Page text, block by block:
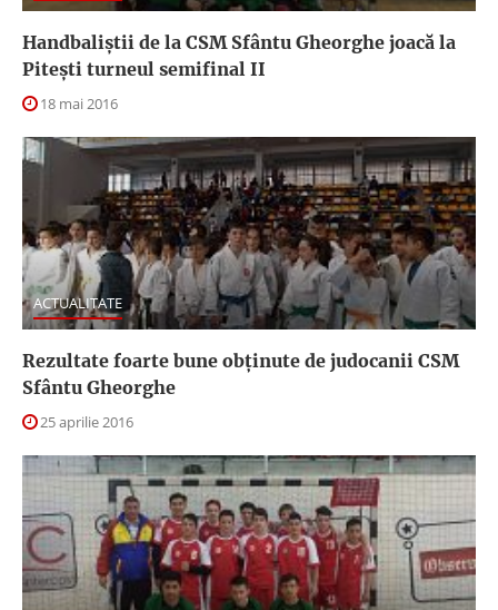
Handbaliştii de la CSM Sfântu Gheorghe joacă la
Piteşti turneul semifinal II
18 mai 2016
ACTUALITATE
Rezultate foarte bune obținute de judocanii CSM
Sfântu Gheorghe
25 aprilie 2016